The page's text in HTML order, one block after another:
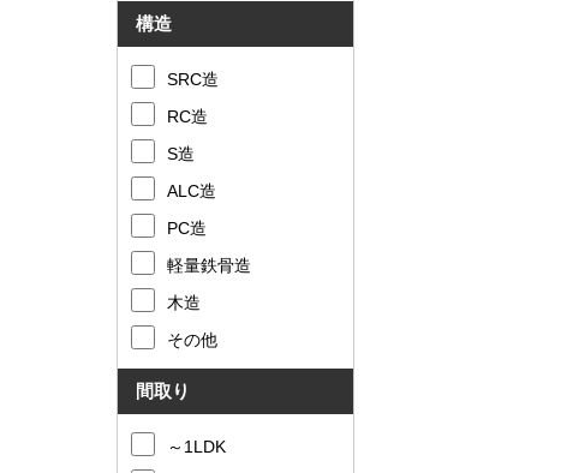
構造
SRC造
RC造
S造
ALC造
PC造
軽量鉄骨造
木造
その他
間取り
～1LDK